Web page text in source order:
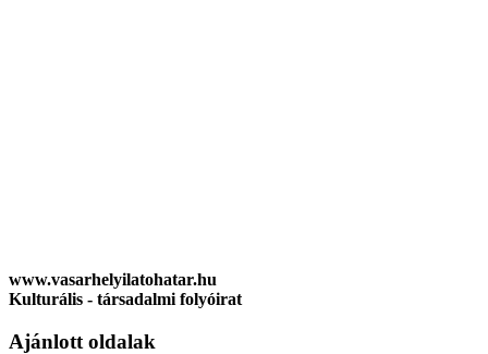
www.vasarhelyilatohatar.hu
Kulturális - társadalmi folyóirat
Ajánlott oldalak